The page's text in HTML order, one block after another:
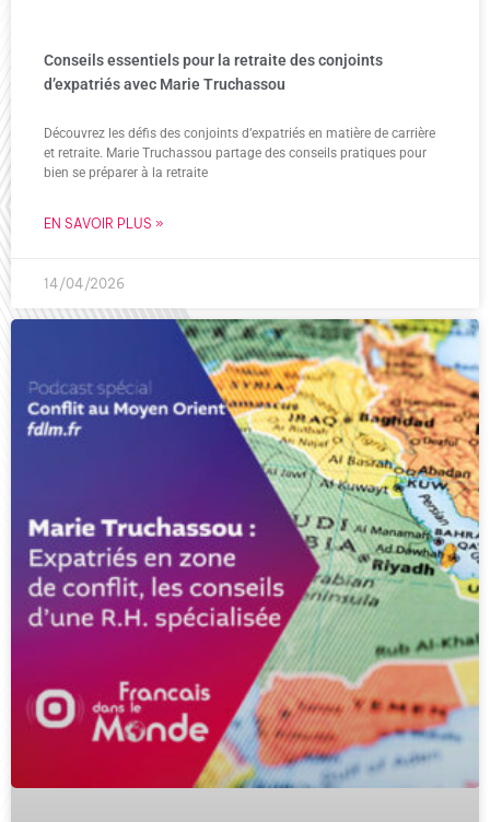
Conseils essentiels pour la retraite des conjoints
d’expatriés avec Marie Truchassou
Découvrez les défis des conjoints d’expatriés en matière de carrière
et retraite. Marie Truchassou partage des conseils pratiques pour
bien se préparer à la retraite
EN SAVOIR PLUS »
14/04/2026